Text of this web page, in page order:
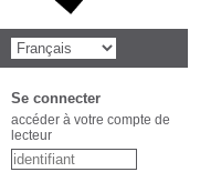
Se connecter
accéder à votre compte de
lecteur